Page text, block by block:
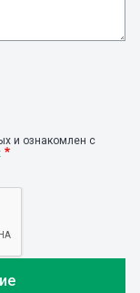
и ознакомлен с